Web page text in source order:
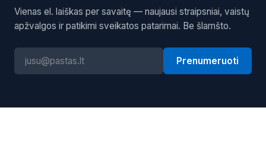
Vienas el. laiškas per savaitę — naujausi straipsniai, vaistų
apžvalgos ir patikimi sveikatos patarimai. Be šlamšto.
Prenumeruoti